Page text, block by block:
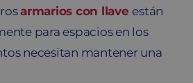
armarios con llave están
para espacios en los
necesitan mantener una